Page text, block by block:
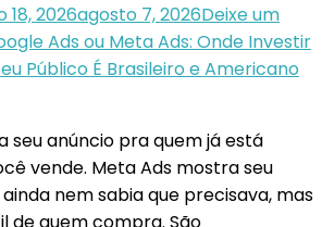
18, 2026agosto 7, 2026Deixe um
Ads ou Meta Ads: Onde Investir
Público É Brasileiro e Americano
seu anúncio pra quem já está
vende. Meta Ads mostra seu
nem sabia que precisava, mas
de quem compra. São